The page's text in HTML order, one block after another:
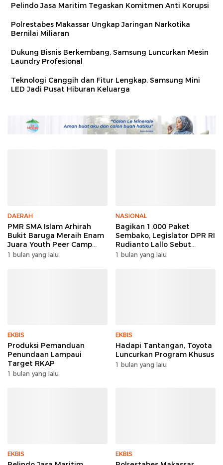
Pelindo Jasa Maritim Tegaskan Komitmen Anti Korupsi
Polrestabes Makassar Ungkap Jaringan Narkotika
Bernilai Miliaran
Dukung Bisnis Berkembang, Samsung Luncurkan Mesin
Laundry Profesional
Teknologi Canggih dan Fitur Lengkap, Samsung Mini
LED Jadi Pusat Hiburan Keluarga
DAERAH
PMR SMA Islam Arhirah
Bukit Baruga Meraih Enam
Juara Youth Peer Camp
2026
1 bulan yang lalu
NASIONAL
Bagikan 1.000 Paket
Sembako, Legislator DPR RI
Rudianto Lallo Sebut
Kepercayaan Publik Ke
1 bulan yang lalu
EKBIS
Produksi Pemanduan
Penundaan Lampaui
Target RKAP
1 bulan yang lalu
EKBIS
Hadapi Tantangan, Toyota
Luncurkan Program Khusus
1 bulan yang lalu
EKBIS EKBIS